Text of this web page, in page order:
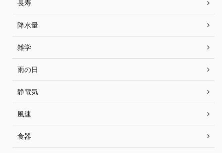
長寿
降水量
雑学
雨の日
静電気
風速
食器